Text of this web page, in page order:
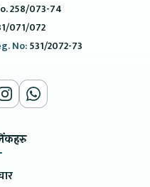
258/073-74
071/072
No:531/2072-73